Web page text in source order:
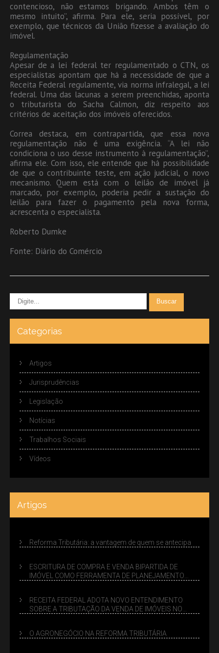
contencioso, não estamos brigando. Ambos têm o
mesmo intuito”, afirma. Para ele, seria possível, por
exemplo, que técnicos da União fizesse a avaliação do
imóvel.
Regulamentação
Apesar de a lei federal ter regulamentado o CTN, os
especialistas apontam que há a necessidade de que a
Receita Federal regulamente, via norma infralegal, a lei
federal. Uma das lacunas a serem preenchidas, aponta
o tributarista do Sacha Calmon, diz respeito aos
critérios de aceitação dos imóveis oferecidos.
Correa destaca, em contrapartida, que essa nova
regulamentação não é uma exigência. “A lei não
condiciona o uso desse instrumento à regulamentação”,
afirma ele. Com isso, ele entende que há possibilidade
de que o contribuinte teste, em ação judicial, o novo
mecanismo. Quem está com o leilão de imóvel já
marcado, por exemplo, poderia pedir a sustação do
leilão para fazer o pagamento pela nova forma,
acrescenta o especialista.
Roberto Dumke
Fonte: Diário do Comércio
Categorias
Artigos
Jurisprudências
Legislação
Notícias
Trabalhos Sociais
Vídeos
Artigos
Reforma Tributária: a vantagem de quem se antecipa
ESCRITURA DE COMPRA E VENDA BIPARTIDA DE
IMÓVEL COMO FERRAMENTA DE PLANEJAMENTO
RECEITA FEDERAL ADOTA NOVO ENTENDIMENTO
SOBRE A TRIBUTAÇÃO DA VENDA DE IMÓVEIS NO
O AGRONEGÓCIO NA REFORMA TRIBUTÁRIA